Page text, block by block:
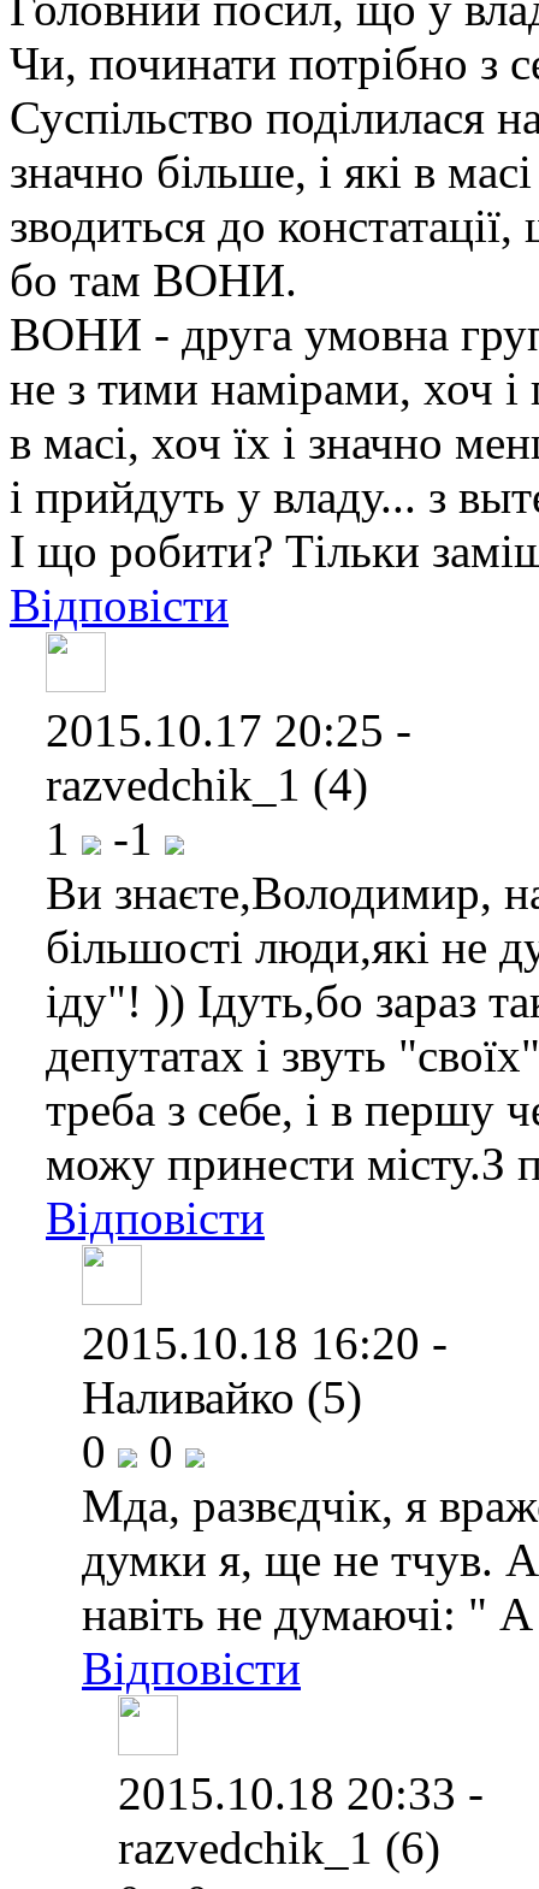
Чи, починати потрібно з
Суспільство
значно більше, і які в
зводиться до
бо там ВОНИ.
ВОНИ - друга умовна
не з тими намірами, хоч
в масі, хоч їх і значно
і прийдуть у владу... з
І що робити? Тільки
Відповісти
2015.10.17 20:25 -
razvedchik_1 (4)
1
-1
Ви знаєте,Володимир,
більшості люди,які не
іду"! )) Ідуть,бо зараз
депутатах і звуть
треба з себе, і в першу
можу принести місту.З
Відповісти
2015.10.18 16:20 -
Наливайко (5)
0
0
Мда, развєдчік, я
думки я, ще не тчув.
навіть не думаючі: "
Відповісти
2015.10.18 20:33 -
razvedchik_1 (6)